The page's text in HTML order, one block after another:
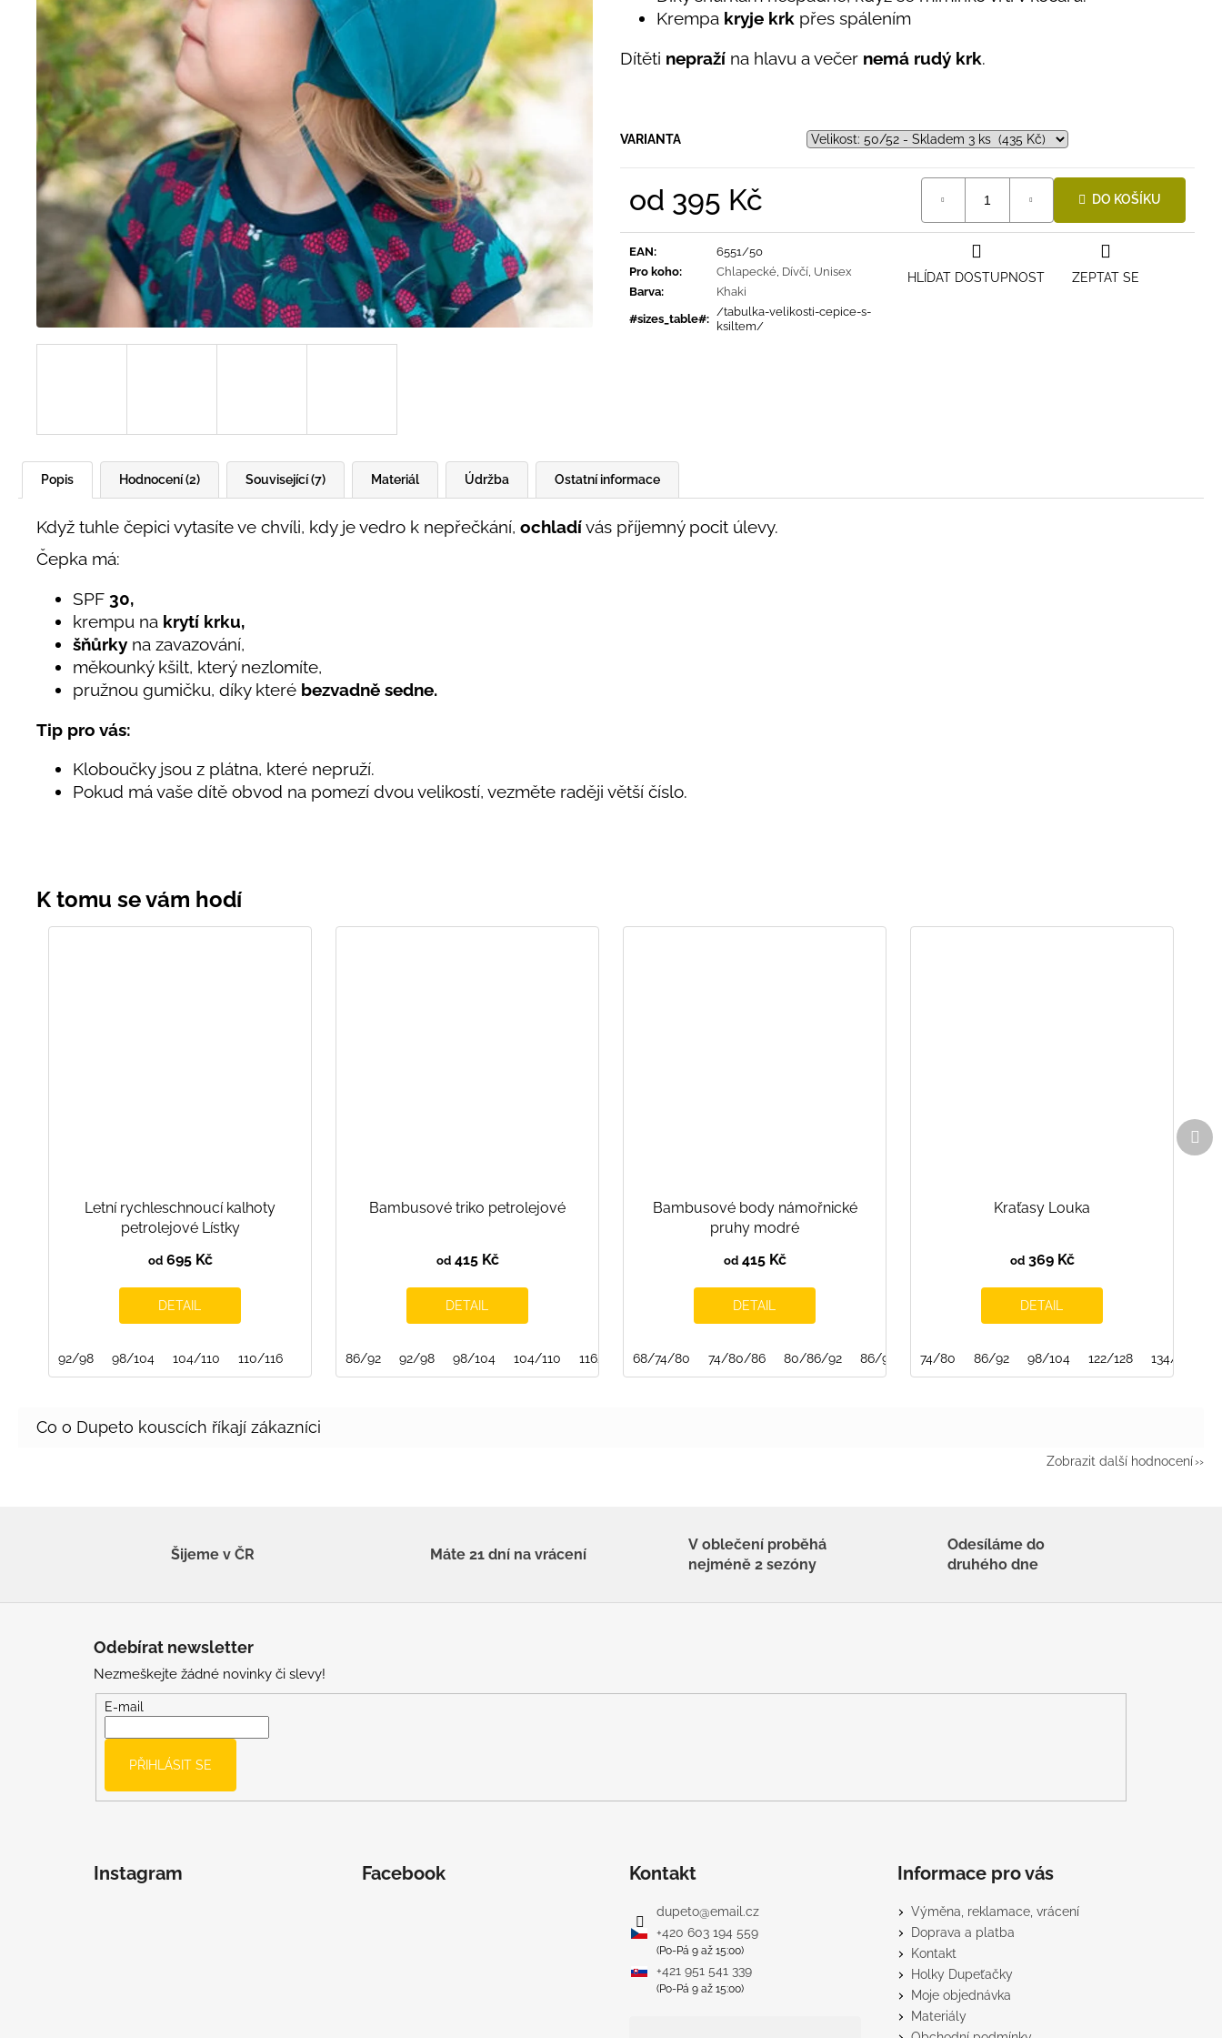
Krempa kryje krk přes spálením
Dítěti nepraží na hlavu a večer nemá rudý krk.
VARIANTA
od 395 Kč DO KOŠÍKU
EAN:
6551/50
Pro koho: Chlapecké Dívčí Unisex
Barva:
Khaki
#sizes_table#:
/tabulka-velikosti-cepice-s-
ksiltem/
ZEPTAT SE
HLÍDAT DOSTUPNOST
Popis Hodnocení (2) Související (7) Ostatní informace
Materiál Údržba
Když tuhle čepici vytasíte ve chvíli, kdy je vedro k nepřečkání, ochladívás příjemný pocit úlevy.
Čepka má:
SPF 30,
krempu na krytí krku,
šňůrky na zavazování,
měkounký kšilt, který nezlomíte,
pružnou gumičku, díky které bezvadně sedne.
Tip pro vás:
Kloboučky jsou z plátna, které nepruží.
Pokud má vaše dítě obvod na pomezí dvou velikostí, vezměte raději větší číslo.
Letní rychleschnoucí kalhoty
petrolejové Lístky
od695 Kč
DETAIL
92/98 98/104 104/110 110/116
Bambusové triko petrolejové
od415 Kč
DETAIL
86/92 92/98 98/104 104/110 116/122 122/128 140/146 146/152
Bambusové body námořnické
pruhy modré
od415 Kč
DETAIL
68/74/80 74/80/86 80/86/92 86/92/98
Kraťasy Louka
od369 Kč
DETAIL
74/80 86/92 98/104 122/128 134/140
Zobrazit další hodnocení
395 Kč
435 Kč
Šijeme v ČR Máte 21 dní na vrácení
V oblečení proběhá
nejméně 2 sezóny
Odesíláme do
druhého dne
Odebírat newsletter
Nezmeškejte žádné novinky či slevy!
E-mail
PŘIHLÁSIT SE
Instagram Facebook Kontakt
dupeto@email.cz
+420 603 194 559
(Po-Pá 9 až 15:00)
+421 951 541 339
(Po-Pá 9 až 15:00)
Informace pro vás
Výměna, reklamace, vrácení
Doprava a platba
Kontakt
Holky Dupeťačky
Moje objednávka
Materiály